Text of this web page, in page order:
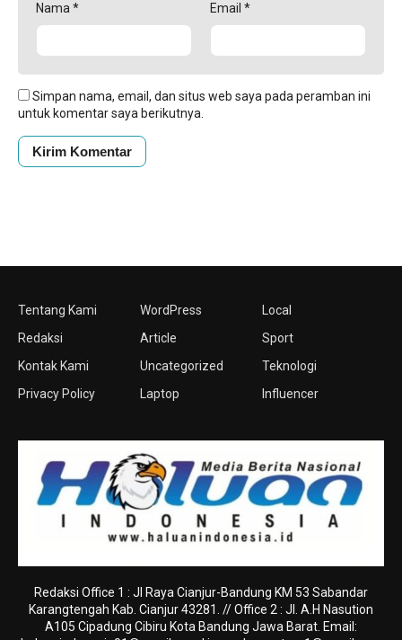
Nama* Email *
Simpan nama, email, dan situs web saya pada peramban ini
untuk komentar saya berikutnya.
Tentang Kami
Redaksi
Kontak Kami
Privacy Policy
WordPress
Article
Uncategorized
Laptop
Local
Sport
Teknologi
Influencer
Redaksi Office 1 : Jl Raya Cianjur-Bandung KM 53 Sabandar
Karangtengah Kab. Cianjur 43281. // Office 2 : Jl. A.H Nasution
A105 Cipadung Cibiru Kota Bandung Jawa Barat. Email: